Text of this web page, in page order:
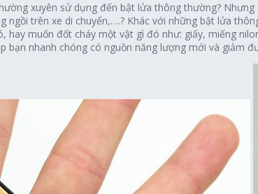
xuyên sử dụng đến bật lửa thông thường?
ngồi trên xe di chuyển,….? Khác với những bật lửa
muốn đốt cháy một vật gì đó như: giấy, miếng
bạn nhanh chóng có nguồn năng lượng mới và giảm